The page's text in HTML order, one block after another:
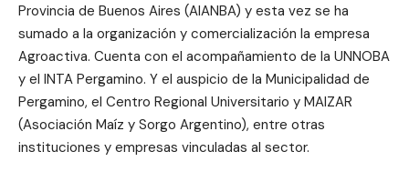
Provincia de Buenos Aires (AIANBA) y esta vez se ha
sumado a la organización y comercialización la empresa
Agroactiva. Cuenta con el acompañamiento de la UNNOBA
y el INTA Pergamino. Y el auspicio de la Municipalidad de
Pergamino, el Centro Regional Universitario y MAIZAR
(Asociación Maíz y Sorgo Argentino), entre otras
instituciones y empresas vinculadas al sector.